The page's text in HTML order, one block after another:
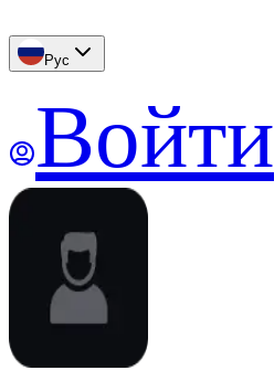
Рус
Войти